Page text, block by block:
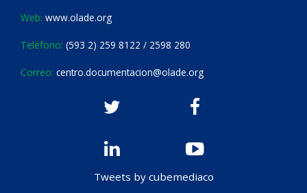
Web: www.olade.org
Teléfono: (593 2) 259 8122 / 2598 280
Correo: centro.documentacion@olade.org
Tweets by cubemediaco